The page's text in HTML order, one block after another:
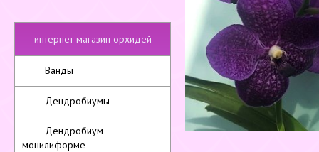
интернет магазин орхидей
Ванды
Дендробиумы
Дендробиум
монилиформе